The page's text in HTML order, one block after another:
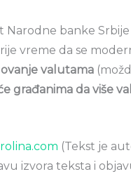
Narodne banke
vreme da se
valutama
građanima da više
(Tekst je
izvora teksta i